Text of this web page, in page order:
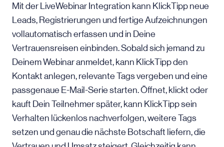
Mit der LiveWebinar Integration kann KlickTipp neue
Leads, Registrierungen und fertige Aufzeichnungen
vollautomatisch erfassen und in Deine
Vertrauensreisen einbinden. Sobald sich jemand zu
Deinem Webinar anmeldet, kann KlickTipp den
Kontakt anlegen, relevante Tags vergeben und eine
passgenaue E-Mail-Serie starten. Öffnet, klickt oder
kauft Dein Teilnehmer später, kann KlickTipp sein
Verhalten lückenlos nachverfolgen, weitere Tags
setzen und genau die nächste Botschaft liefern, die